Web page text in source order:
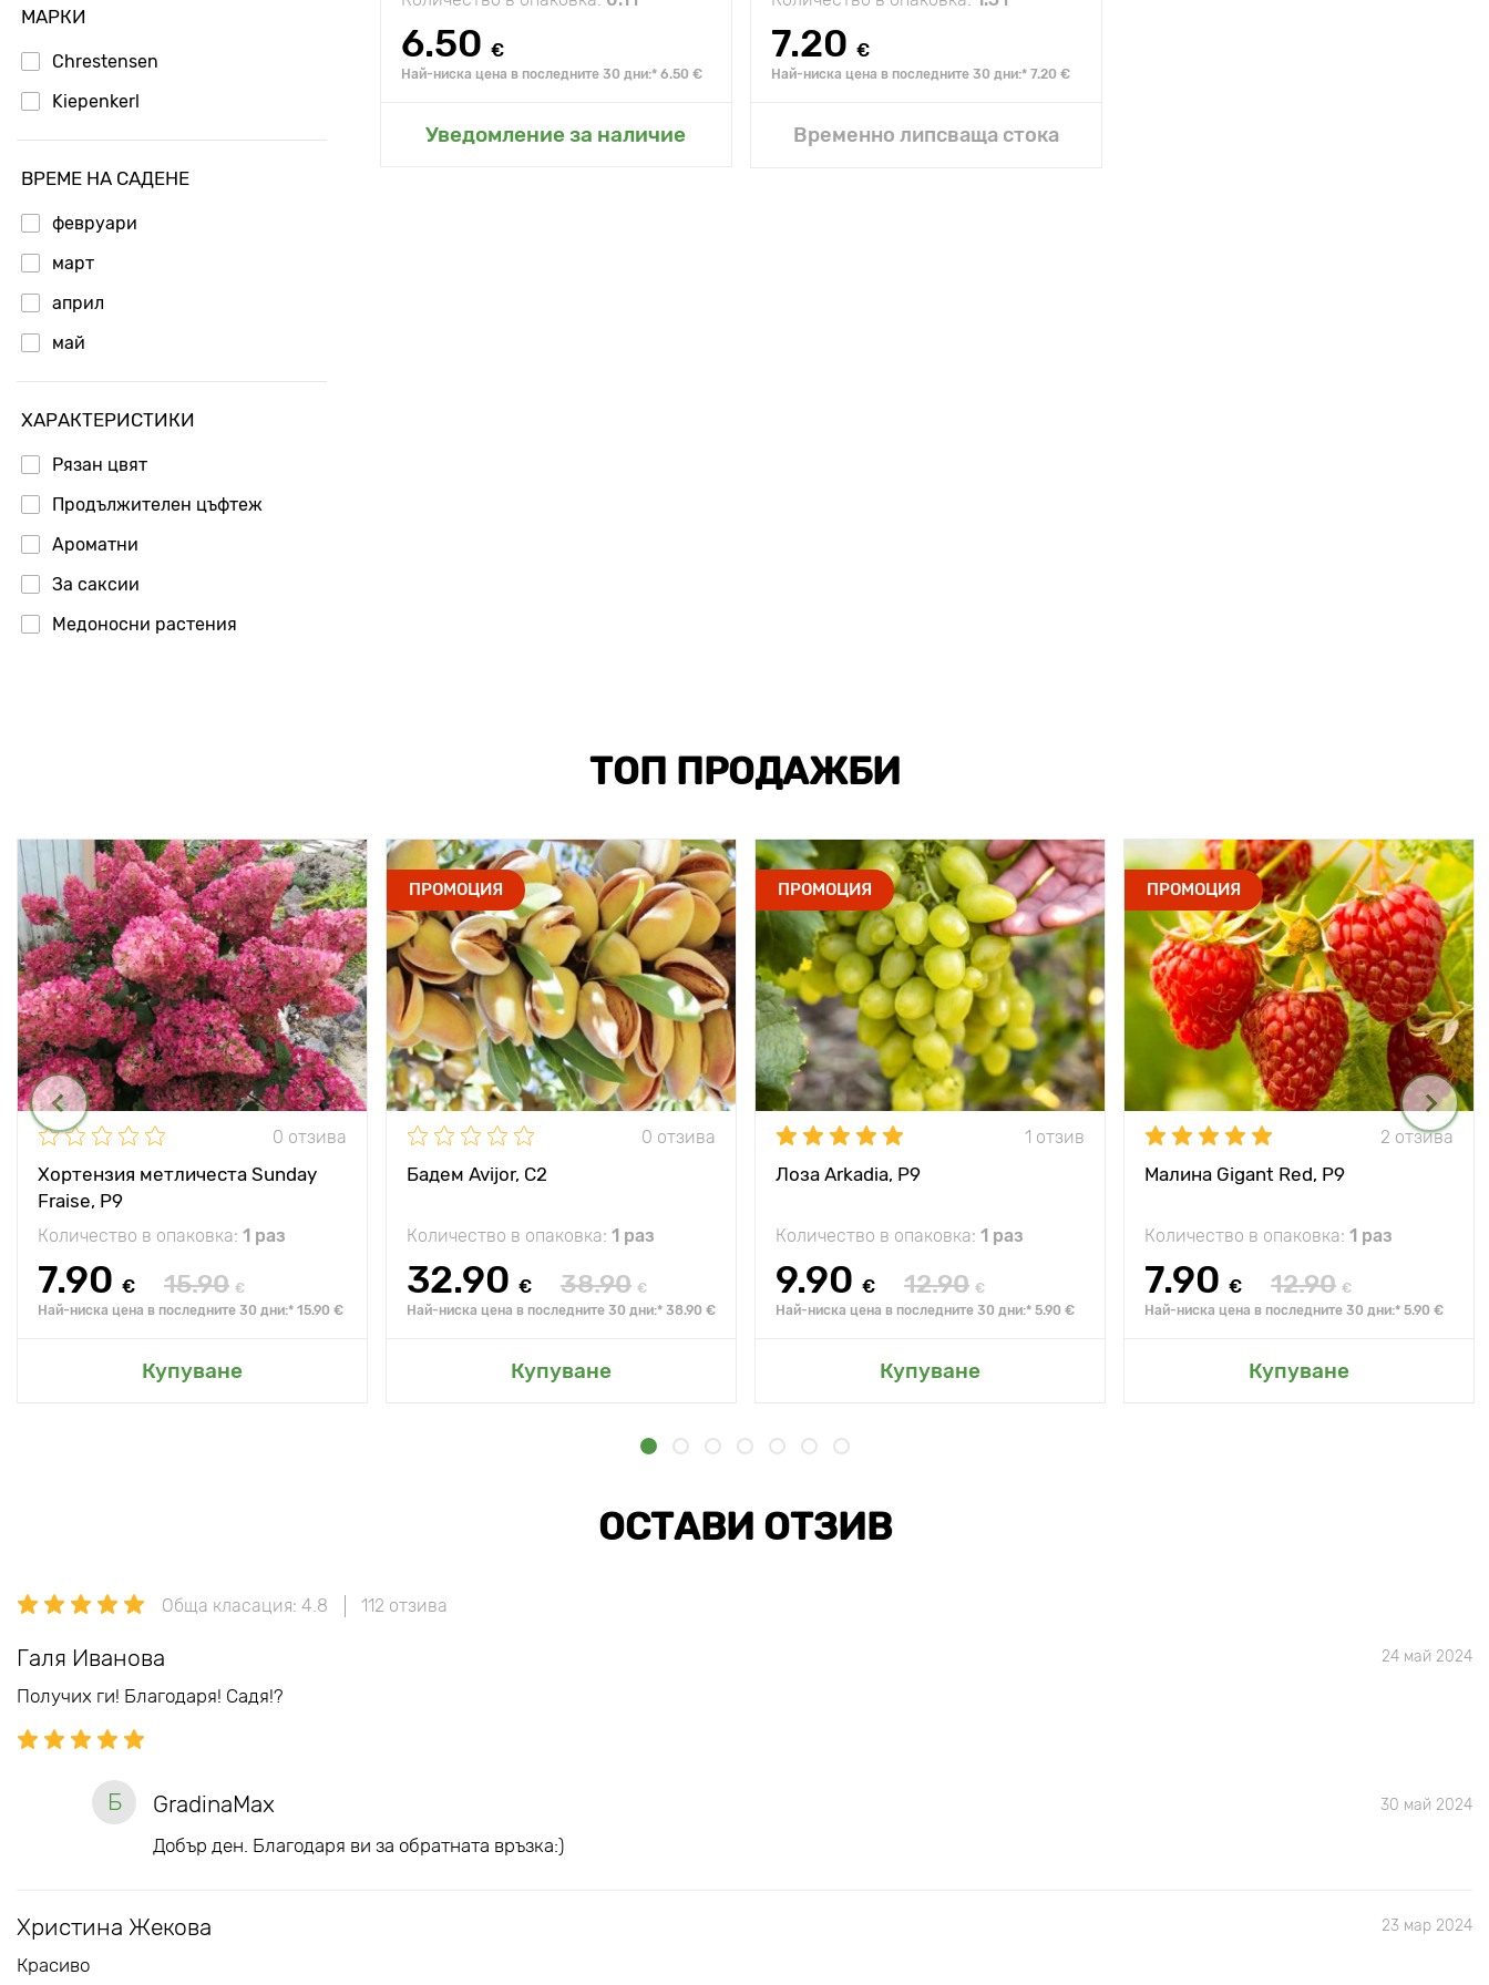
МАРКИ
Chrestensen
Kiepenkerl
ВРЕМЕ НА САДЕНЕ
февруари
март
април
май
ХАРАКТЕРИСТИКИ
Рязан цвят
Продължителен цъфтеж
Ароматни
За саксии
Медоносни растения
6.50 €
Най-ниска цена в последните 30 дни:* 6.50 €
Уведомление за наличие
Добавяне в моята градина
7.20 €
Най-ниска цена в последните 30 дни:* 7.20 €
Временно липсваща стока
ТОП ПРОДАЖБИ
0 отзива
Хортензия метличеста Sunday
Fraise, P9
Количество в опаковка: 1 раз
7.90 € 15.90 €
Най-ниска цена в последните 30 дни:* 15.90 €
Купуване
ПРОМОЦИЯ
0 отзива
Бадем Avijor, С2
Количество в опаковка: 1 раз
32.90 € 38.90 €
Най-ниска цена в последните 30 дни:* 38.90 €
Купуване
ПРОМОЦИЯ
1 отзив
Лоза Arkadia, Р9
Количество в опаковка: 1 раз
9.90 € 12.90 €
Най-ниска цена в последните 30 дни:* 5.90 €
Купуване
ПРОМОЦИЯ
2 отзива
Малина Gigant Red, Р9
Количество в опаковка: 1 раз
7.90 € 12.90 €
Най-ниска цена в последните 30 дни:* 5.90 €
Купуване
ОСТАВИ ОТЗИВ
Обща класация: 4.8 112 отзива
Галя Иванова 24 май 2024
Получих ги! Благодаря! Садя!?
Б GradinaMax 30 май 2024
Добър ден. Благодаря ви за обратната връзка:)
Христина Жекова 23 мар 2024
Красиво